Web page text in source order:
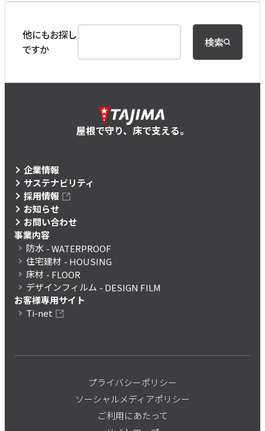
他にもお探し
ですか
検索
屋根で守り、床で支える。
企業情報
サステナビリティ
採用情報
お知らせ
お問い合わせ
事業内容
防水 - WATERPROOF
住宅建材 - HOUSING
床材 - FLOOR
デザインフィルム - DESIGN FILM
お客様専用サイト
Ti-net
プライバシーポリシー
ソーシャルメディアポリシー
ご利用にあたって